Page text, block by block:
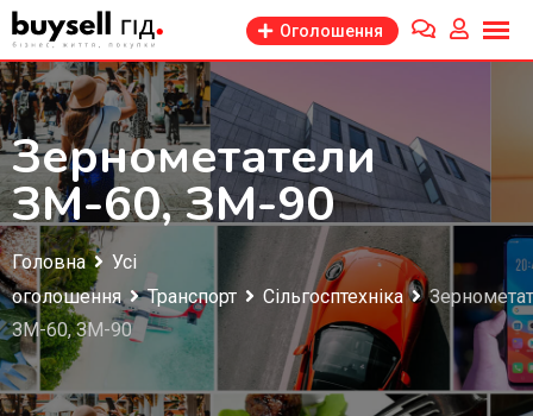
Перейти
до
змісту
Оголошення
Зернометатели
ЗМ-60, ЗМ-90
Головна
Усі
оголошення
Транспорт Сільгосптехніка
ЗМ-60, ЗМ-90